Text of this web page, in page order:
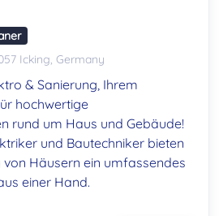
Icking, Germany
& Sanierung, Ihrem
hochwertige
rund um Haus und Gebäude!
und Bautechniker bieten
Häusern ein umfassendes
einer Hand.